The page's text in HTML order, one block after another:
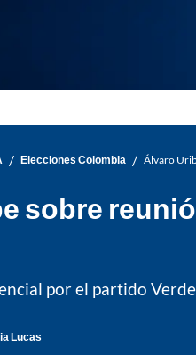
/ Elecciones Colombia / Álvaro
sobre
por el partido
Lucas